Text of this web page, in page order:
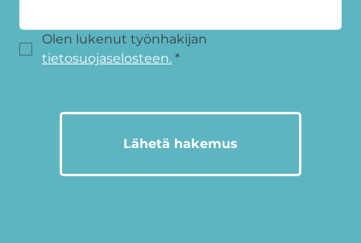
tietosuojaselosteen. *
Lähetä hakemus